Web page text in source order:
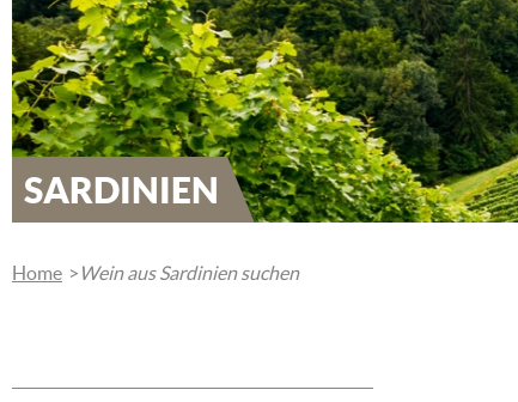
SARDINIEN
Home Wein aus Sardinien suchen